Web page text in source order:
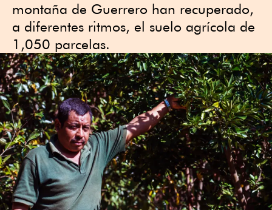
montaña de Guerrero han recuperado,
a diferentes ritmos, el suelo agrícola de
1,050 parcelas.